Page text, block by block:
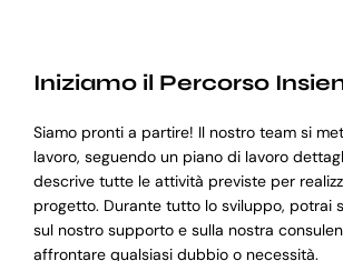
Iniziamo il Percorso
Siamo pronti a partire! Il nostro team si
lavoro, seguendo un piano di lavoro
descrive tutte le attività previste per
progetto. Durante tutto lo sviluppo, potrai
sul nostro supporto e sulla nostra
affrontare qualsiasi dubbio o necessità.